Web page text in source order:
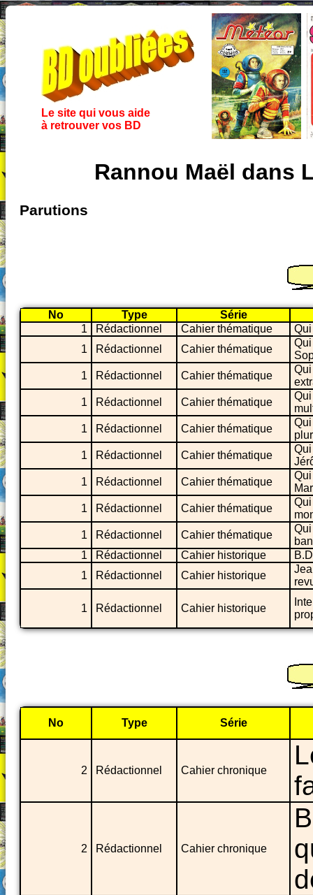
Le site qui vous aide
à retrouver vos BD
Rannou Maël dans
Parutions
No Type
Série
1
Rédactionnel Cahier thématique
1
Rédactionnel Cahier thématique
1
Rédactionnel Cahier thématique
1
Rédactionnel Cahier thématique
1
Rédactionnel Cahier thématique
1
Rédactionnel Cahier thématique
1
Rédactionnel Cahier thématique
1
Rédactionnel Cahier thématique
1
Rédactionnel Cahier thématique
1
Rédactionnel Cahier historique
1
Rédactionnel Cahier historique
1 Rédactionnel Cahier historique
No Type Série
2 Rédactionnel Cahier chronique
2 Rédactionnel Cahier chronique